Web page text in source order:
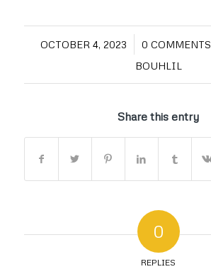
OCTOBER 4, 2023
/ 0 COMMENTS
/
BOUHLIL
Share this entry
0
REPLIES